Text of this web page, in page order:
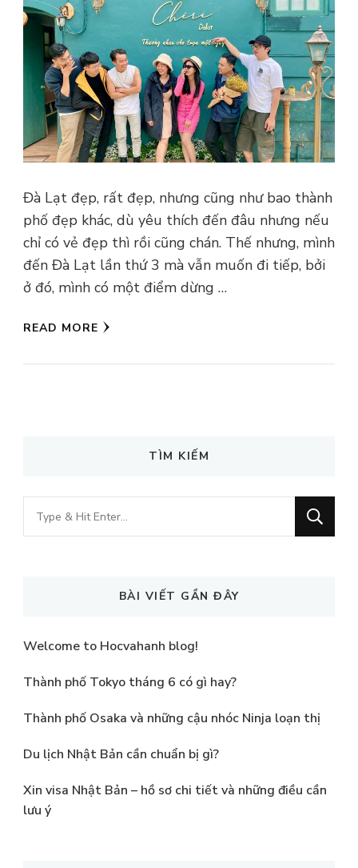
Đà Lạt đẹp, rất đẹp, nhưng cũng như bao thành
phố đẹp khác, dù yêu thích đến đâu nhưng nếu
chỉ có vẻ đẹp thì rồi cũng chán. Thế nhưng, mình
đến Đà Lạt lần thứ 3 mà vẫn muốn đi tiếp, bởi
ở đó, mình có một điểm dừng …
READ MORE
TÌM KIẾM
Looking
for
BÀI VIẾT GẦN ĐÂY
Welcome to Hocvahanh blog!
Thành phố Tokyo tháng 6 có gì hay?
Thành phố Osaka và những cậu nhóc Ninja loạn thị
Du lịch Nhật Bản cần chuẩn bị gì?
Xin visa Nhật Bản – hồ sơ chi tiết và những điều cần
lưu ý